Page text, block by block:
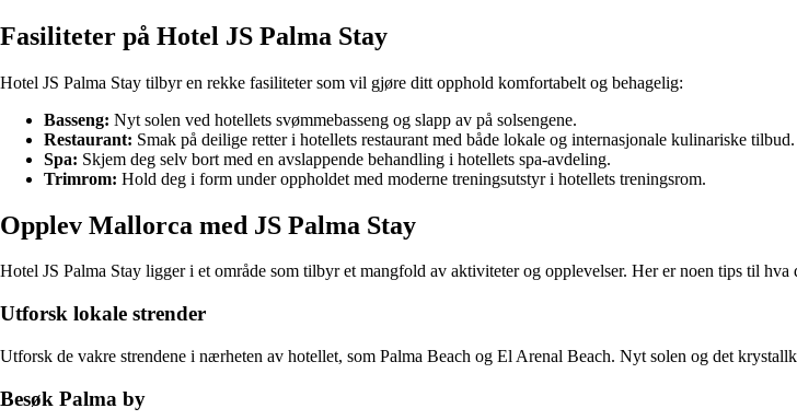
Fasiliteter på Hotel JS Palma Stay
Hotel JS Palma Stay tilbyr en rekke fasiliteter som vil gjøre ditt opphold komfortabelt og behagelig:
Basseng: Nyt solen ved hotellets svømmebasseng og slapp av på solsengene.
Restaurant: Smak på deilige retter i hotellets restaurant med både lokale og internasjonale kulinariske tilbud.
Spa: Skjem deg selv bort med en avslappende behandling i hotellets spa-avdeling.
Trimrom: Hold deg i form under oppholdet med moderne treningsutstyr i hotellets treningsrom.
Opplev Mallorca med JS Palma Stay
Hotel JS Palma Stay ligger i et område som tilbyr et mangfold av aktiviteter og opplevelser. Her er noen tips til
Utforsk lokale strender
Utforsk de vakre strendene i nærheten av hotellet, som Palma Beach og El Arenal Beach. Nyt solen og det
Besøk Palma by